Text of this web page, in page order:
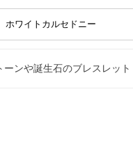
ンや誕生石のブレスレッ